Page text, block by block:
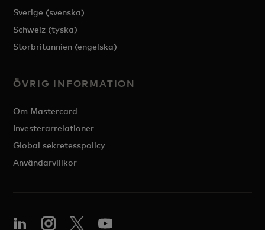
Sverige (svenska)
Schweiz (tyska)
Storbritannien (engelska)
ÖVRIG INFORMATION
Om Mastercard
Investerarrelationer
Global sekretesspolicy
Användarvillkor